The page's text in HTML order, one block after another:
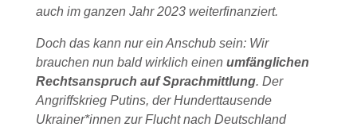
auch im ganzen Jahr 2023 weiterfinanziert.
Doch das kann nur ein Anschub sein: Wir
brauchen nun bald wirklich einen umfänglichen
Rechtsanspruch auf Sprachmittlung. Der
Angriffskrieg Putins, der Hunderttausende
Ukrainer*innen zur Flucht nach Deutschland